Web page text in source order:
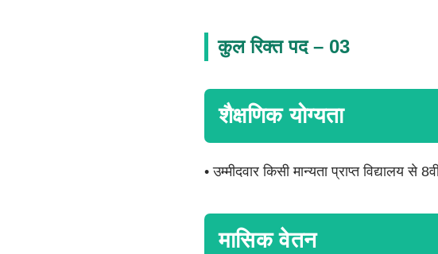
कुल रिक्त पद – 03
शैक्षणिक योग्यता
• उम्मीदवार किसी मान्यता प्राप्त विद्यालय से
मासिक वेतन